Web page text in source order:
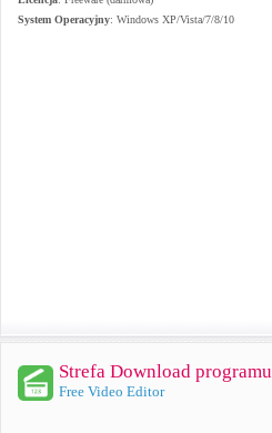
System Operacyjny: Windows XP/Vista/7/8/10
Strefa Download programu
Free Video Editor